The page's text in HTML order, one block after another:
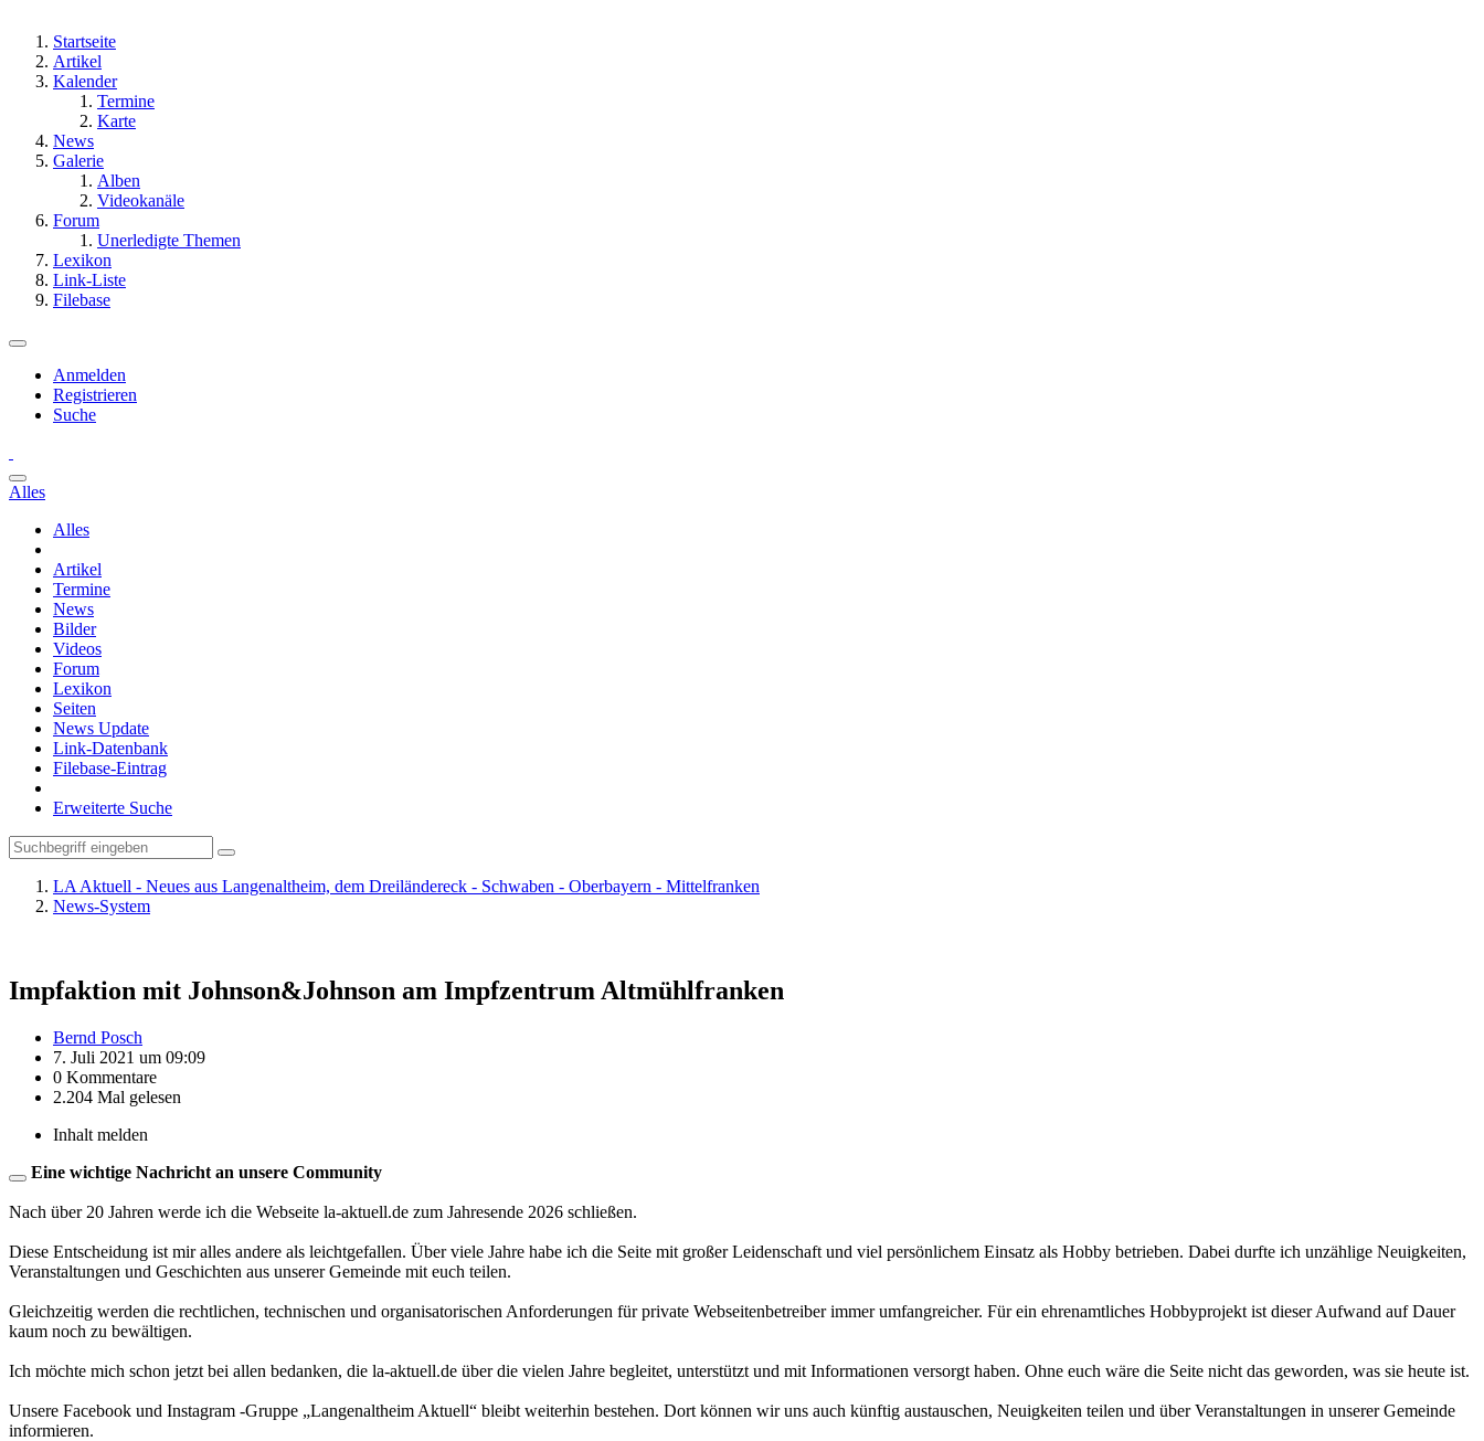
Startseite
Artikel
Kalender
Termine
Karte
News
Galerie
Alben
Videokanäle
Forum
Unerledigte Themen
Lexikon
Link-Liste
Filebase
Anmelden
Registrieren
Suche
Alles
Alles
Artikel
Termine
News
Bilder
Videos
Forum
Lexikon
Seiten
News Update
Link-Datenbank
Filebase-Eintrag
Erweiterte Suche
LA Aktuell - Neues aus Langenaltheim, dem Dreiländereck - Schwaben - Oberbayern - Mittelfranken
News-System
Impfaktion mit Johnson&Johnson am Impfzentrum Altmühlfranken
Bernd Posch
7. Juli 2021 um 09:09
0 Kommentare
2.204 Mal gelesen
Inhalt melden
Eine wichtige Nachricht an unsere Community
Nach über 20 Jahren werde ich die Webseite la-aktuell.de zum Jahresende 2026 schließen.
Diese Entscheidung ist mir alles andere als leichtgefallen. Über viele Jahre habe ich die Seite mit großer Leidenschaft und viel persönlichem Einsatz als Hobby betrieben. Dabei durfte ich unzählige Neuigkeiten,
Veranstaltungen und Geschichten aus unserer Gemeinde mit euch teilen.
Gleichzeitig werden die rechtlichen, technischen und organisatorischen Anforderungen für private Webseitenbetreiber immer umfangreicher. Für ein ehrenamtliches Hobbyprojekt ist dieser Aufwand auf Dauer
kaum noch zu bewältigen.
Ich möchte mich schon jetzt bei allen bedanken, die la-aktuell.de über die vielen Jahre begleitet, unterstützt und mit Informationen versorgt haben. Ohne euch wäre die Seite nicht das geworden, was sie heute ist.
Unsere Facebook und Instagram -Gruppe „Langenaltheim Aktuell“ bleibt weiterhin bestehen. Dort können wir uns auch künftig austauschen, Neuigkeiten teilen und über Veranstaltungen in unserer Gemeinde
informieren.